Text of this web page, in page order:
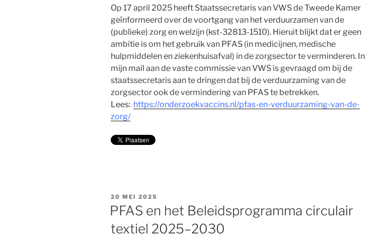
Op 17 april 2025 heeft Staatssecretaris van VWS de Tweede Kamer
geïnformeerd over de voortgang van het verduurzamen van de
(publieke) zorg en welzijn (kst-32813-1510). Hieruit blijkt dat er geen
ambitie is om het gebruik van PFAS (in medicijnen, medische
hulpmiddelen en ziekenhuisafval) in de zorgsector te verminderen. In
mijn mail aan de vaste commissie van VWS is gevraagd om bij de
staatssecretaris aan te dringen dat bij de verduurzaming van de
zorgsector ook de vermindering van PFAS te betrekken.
Lees: https://onderzoekvaccins.nl/pfas-en-verduurzaming-van-de-
zorg/
GEPLAATST
OP
20 MEI 2025
PFAS en het Beleidsprogramma circulair
textiel 2025–2030